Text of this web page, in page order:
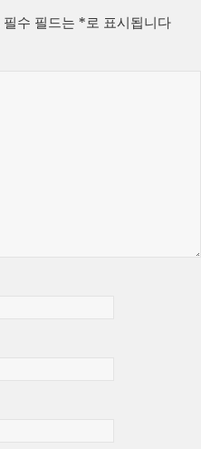
필수 필드는 *로 표시됩니다